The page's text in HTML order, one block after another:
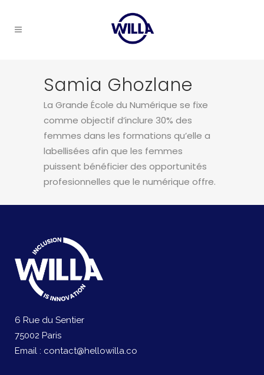
Samia Ghozlane
La Grande École du Numérique se fixe
comme objectif d’inclure 30% des
femmes dans les formations qu’elle a
labellisées afin que les femmes
puissent bénéficier des opportunités
profesionnelles que le numérique offre.
6 Rue du Sentier
75002 Paris
Email : contact@hellowilla.co